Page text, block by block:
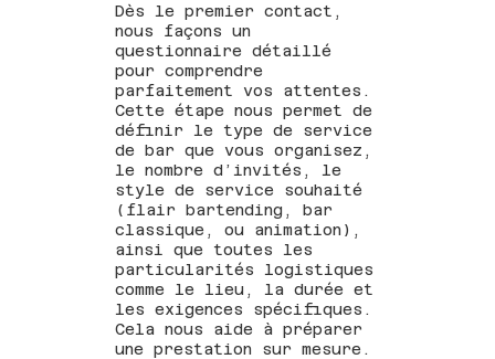
Dès le premier contact,
nous façons un
questionnaire détaillé
pour comprendre
parfaitement vos attentes.
Cette étape nous permet de
définir le type de service
de bar que vous organisez,
le nombre d’invités, le
style de service souhaité
(flair bartending, bar
classique, ou animation),
ainsi que toutes les
particularités logistiques
comme le lieu, la durée et
les exigences spécifiques.
Cela nous aide à préparer
une prestation sur mesure.